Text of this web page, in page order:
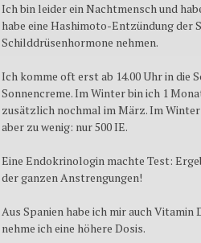
Ich bin leider ein Nachtmensch und
habe eine Hashimoto-Entzündung der
Schilddrüsenhormone nehmen.
Ich komme oft erst ab 14.00 Uhr in die
Sonnencreme. Im Winter bin ich 1
zusätzlich nochmal im März. Im
aber zu wenig: nur 500 IE.
Eine Endokrinologin machte Test:
der ganzen Anstrengungen!
Aus Spanien habe ich mir auch
nehme ich eine höhere Dosis.